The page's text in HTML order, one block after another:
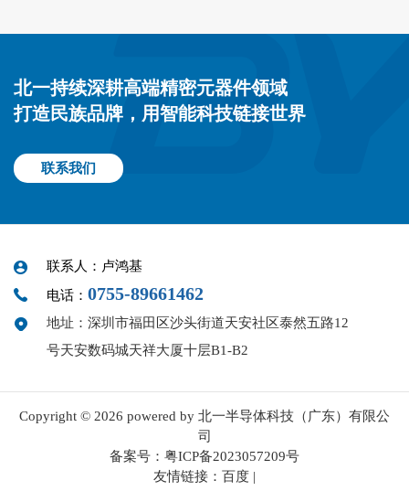
北一持续深耕高端精密元器件领域
打造民族品牌，用智能科技链接世界
联系我们
联系人：卢鸿基
电话： 0755-89661462
地址：深圳市福田区沙头街道天安社区泰然五路12
号天安数码城天祥大厦十层B1-B2
Copyright © 2026 powered by 北一半导体科技（广东）有限公
司
备案号： 粤ICP备2023057209号
友情链接： 百度 |